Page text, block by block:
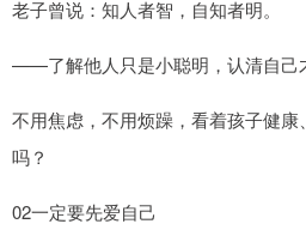
老子曾说：知人者智，自知者明。
——了解他人只是小聪明，认清自己
不用焦虑，不用烦躁，看着孩子健
吗？
02一定要先爱自己